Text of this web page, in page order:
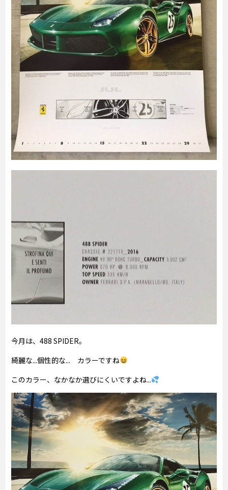
今月は、488 SPIDER。
綺麗な...個性的な... カラーですね
このカラー、なかなか選びにくいですよね...